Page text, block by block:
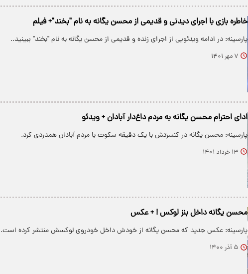
خاطره بازی با اجرای دیدنی و قدیمی از محسن یگانه به نام "بخند"+ فیلم
پارسینه: در ادامه ویدئویی از اجرای زنده و قدیمی از محسن یگانه به نام "بخند" ببینید..
۷ مهر ۱۴۰۱
ادای احترام محسن یگانه به مردم داغ‌دار آبادان + ویدئو
پارسینه: محسن یگانه در کنسرتش با یک دقیقه سکوت با مردم آبادان همدردی کرد.
۱۳ خرداد ۱۴۰۱
محسن یگانه داخل بنز لوکس ! + عکس
پارسینه: عکس جدید که محسن یگانه از خودش داخل خودروی لوکسش منتشر کرده است.
۵ آذر ۱۴۰۰